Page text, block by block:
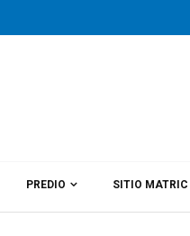
PREDIO SITIO MATRIC